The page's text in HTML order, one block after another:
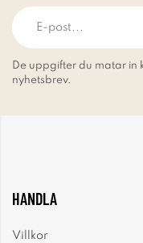
De uppgifter du matar in
nyhetsbrev.
HANDLA
Villkor